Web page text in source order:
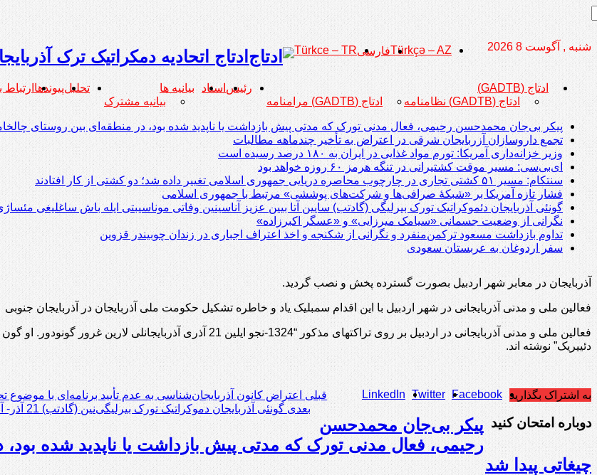
شنبه , آگوست 8 2026 Türkçə – AZفارسیTürkce – TR ادتاج اتحادیه دمکراتیک ترک
ادتاج (GADTB)
ادتاج (GADTB) نظامنامه
ادتاج (GADTB) مرامنامه
رئیس اسناد
بیانیه ها
بیانیه مشترک
تحلیلپیوندها ارتباط
پیکر بی‌جان محمدحسن رحیمی، فعال مدنی تورک که مدتی پیش بازداشت یا ناپدید شده بود، در منطقه‌ای بین روستای
تجمع داروسازان آزربایجان شرقی در اعتراض به تأخیر چندماهه مطالبات
وزیر خزانه‌داری آمریکا: تورم مواد غذایی در ایران به ۱۸۰ درصد رسیده است
ای‌بی‌سی: مسیر موقت کشتیرانی در تنگه هرمز ۶۰ روزه خواهد بود
سنتکام: مسیر ۵۱ کشتی تجاری در چارچوب محاصره دریایی جمهوری اسلامی تغییر داده شد؛ دو کشتی از کار افتادند
فشار تازه آمریکا بر «شبکۀ صرافی‌ها و شرکت‌های پوششی» مرتبط با جمهوری اسلامی
گونئی آذربایجان دئموکراتیک تورک بیرلیگی (گادتب) سایین آتا بیین عزیز آناسینین وفاتی موناسیبتی ایله باش ساغلیغی
نگرانی از وضعیت جسمانی «سیامک میرزایی» و «عسگر اکبرزاده»
تداوم بازداشت مسعود ترکمن‌منفرد و نگرانی از شکنجه و اخذ اعتراف اجباری در زندان چوبیندر قزوین
سفر اردوغان به عربستان‌ سعودی
آذربایجان در معابر شهر اردبیل بصورت گسترده پخش و نصب گردید.
فعالین ملی و مدنی آذربایجانی در شهر اردبیل با این اقدام سمبلیک یاد و خاطره تشکیل حکومت ملی آذربایجان در آذربایجان
فعالین ملی و مدنی آذربایجانی در اردبیل بر روی تراکتهای مذکور “1324-نجو
دئییریک” نوشته اند.
به اشتراک بگذارید Facebook
Twitter
LinkedIn قبلی اعتراض‌ کانون آذربایجان‌شناسی به عدم تأیید برنامه‌ای با موضوع تحلیل تاریخی
بعدی گونئی آذربایجان دموکراتیک تورک بیرلیگی‌نین (گادتب) 21 آذر- آذربایجان میللی حکومتی‌نین تشکیلی‌نین ایلدؤنومو موناسیبتیله بیلدیریشی
دوباره امتحان کنید پیکر بی‌جان محمدحسن
رحیمی، فعال مدنی تورک که مدتی پیش بازداشت یا ناپدید شده
چیغاتی پیدا شد